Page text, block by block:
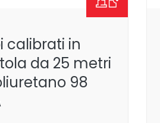
calibrati in
da 25 metri
98